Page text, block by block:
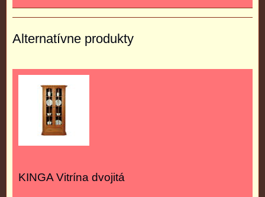
Alternatívne produkty
KINGA Vitrína dvojitá